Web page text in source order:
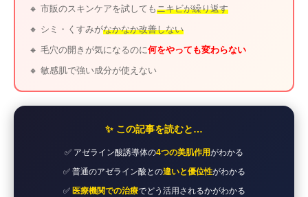
🔸 市販のスキンケアを試してもニキビが繰り返す
🔸 シミ・くすみがなかなか改善しない
🔸 毛穴の開きが気になるのに何をやっても変わらない
🔸 敏感肌で強い成分が使えない
✨ この記事を読むと…
✅ アゼライン酸誘導体の4つの美肌作用がわかる
✅ 普通のアゼライン酸との違いと優位性がわかる
✅ 医療機関での治療でどう活用されるかがわかる